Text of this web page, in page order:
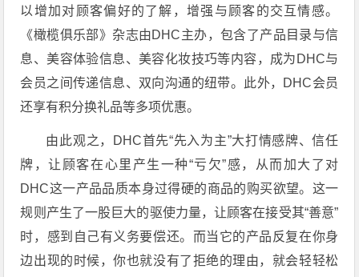
以增加对顾客偏好的了解，增强与顾客的交互情感。
《橄榄俱乐部》杂志由DHC主办，包含了产品目录与信
息、美容体验信息、美容化妆技巧等内容，成为DHC与
会员之间传递信息、双向沟通的纽带。此外，DHC会员
还享有积分换礼品等多项优惠。
由此观之，DHC首先“先入为主”大打情感牌、信任
牌，让顾客在心里产生一种“亏欠”感，从而加大了对
DHC这一产品品质本身过得硬的商品的购买欲望。这一
规则产生了一股巨大的驱使力量，让顾客在接受其“善意”
时，感到自己有义务要偿还。而当它的产品反复在你身
边出现的时候，你也就没有了拒绝的理由，就会轻轻松